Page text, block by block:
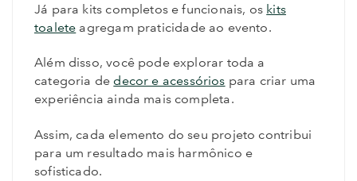
Já para kits completos e funcionais, os kits
toalete agregam praticidade ao evento.
Além disso, você pode explorar toda a
categoria de decor e acessórios para criar uma
experiência ainda mais completa.
Assim, cada elemento do seu projeto contribui
para um resultado mais harmônico e
sofisticado.